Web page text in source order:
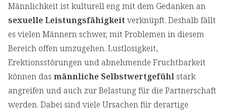
Männlichkeit ist kulturell eng mit dem Gedanken an
sexuelle Leistungsfähigkeit verknüpft. Deshalb fällt
es vielen Männern schwer, mit Problemen in diesem
Bereich offen umzugehen. Lustlosigkeit,
Erektionsstörungen und abnehmende Fruchtbarkeit
können das männliche Selbstwertgefühl stark
angreifen und auch zur Belastung für die Partnerschaft
werden. Dabei sind viele Ursachen für derartige